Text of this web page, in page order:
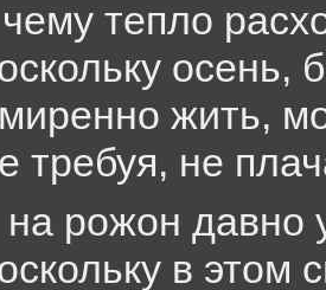
тепло
осень,
жить,
требуя, не
рожон давно
в этом